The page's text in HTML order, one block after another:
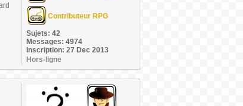
Contributeur RPG
Sujets: 42
Messages: 4974
Inscription: 27 Dec 2013
Hors-ligne